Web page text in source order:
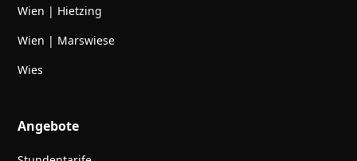
Wien | Hietzing
Wien | Marswiese
Wies
Angebote